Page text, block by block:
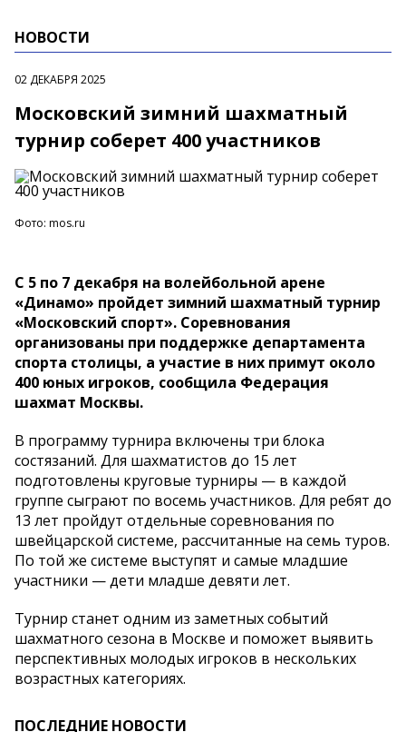
НОВОСТИ
02 ДЕКАБРЯ 2025
Московский зимний шахматный
турнир соберет 400 участников
Фото: mos.ru
С 5 по 7 декабря на волейбольной арене
«Динамо» пройдет зимний шахматный турнир
«Московский спорт». Соревнования
организованы при поддержке департамента
спорта столицы, а участие в них примут около
400 юных игроков, сообщила Федерация
шахмат Москвы.
В программу турнира включены три блока
состязаний. Для шахматистов до 15 лет
подготовлены круговые турниры — в каждой
группе сыграют по восемь участников. Для ребят до
13 лет пройдут отдельные соревнования по
швейцарской системе, рассчитанные на семь туров.
По той же системе выступят и самые младшие
участники — дети младше девяти лет.
Турнир станет одним из заметных событий
шахматного сезона в Москве и поможет выявить
перспективных молодых игроков в нескольких
возрастных категориях.
ПОСЛЕДНИЕ НОВОСТИ